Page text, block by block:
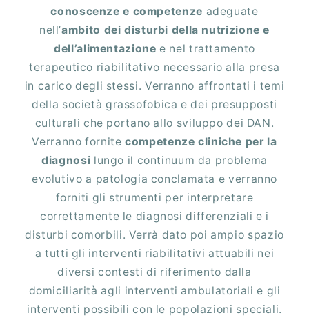
conoscenze e competenze adeguate
nell’ambito dei disturbi della nutrizione e
dell’alimentazionee nel trattamento
terapeutico riabilitativo necessario alla presa
in carico degli stessi. Verranno affrontati i temi
della società grassofobica e dei presupposti
culturali che portano allo sviluppo dei DAN.
Verranno fornitecompetenze cliniche per la
diagnosi lungo il continuum da problema
evolutivo a patologia conclamata e verranno
forniti gli strumenti per interpretare
correttamente le diagnosi differenziali e i
disturbi comorbili. Verrà dato poi ampio spazio
a tutti gli interventi riabilitativi attuabili nei
diversi contesti di riferimento dalla
domiciliarità agli interventi ambulatoriali e gli
interventi possibili con le popolazioni speciali.